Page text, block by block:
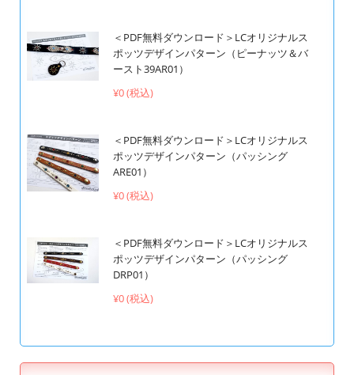
＜PDF無料ダウンロード＞LCオリジナルス
ポッツデザインパターン（ピーナッツ＆バ
ースト39AR01）
¥0 (税込)
＜PDF無料ダウンロード＞LCオリジナルス
ポッツデザインパターン（パッシング
ARE01）
¥0 (税込)
＜PDF無料ダウンロード＞LCオリジナルス
ポッツデザインパターン（パッシング
DRP01）
¥0 (税込)